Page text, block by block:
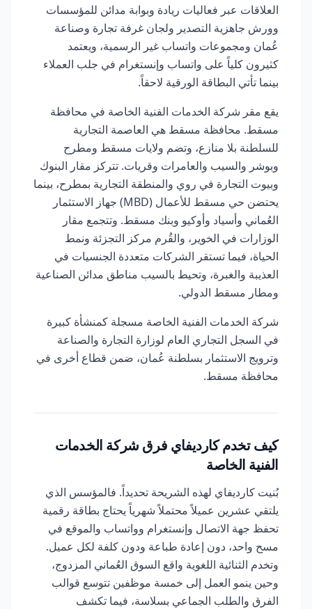
العلاقات عبر فعاليات ريادة وبوابة مدائن للمؤسسات
وورش جاهزية التصدير ولجان غرفة تجارة وصناعة
عُمان ومجموعات واتساب غير الرسمية، ويعتمد
كثيرون كلياً على واتساب وإنستغرام في جلب العملاء
بينما تأتي البطاقة الورقية لاحقاً.
يقع مقر شركة الخدمات الفنية الخاصة في محافظة
مسقط. محافظة مسقط هي العاصمة التجارية
للسلطنة بلا منازع، وتضم ولايات مسقط ومطرح
وبوشر والسيب والعامرات وقريات. تتركز مقار البنوك
وبيوت التجارة في روي والمنطقة التجارية بمطرح، بينما
يحتضن حي مسقط للأعمال (MBD) جهاز الاستثمار
العُماني وأسياد وأوكيو وبنك مسقط. وتتجمع مقار
الوزارات في الخوير، والقُرم مركز التجزئة ونمط
الحياة، فيما تستقر الشركات متعددة الجنسيات في
العذيبة والغبرة، وتحيط بالسيب مناطق مدائن الصناعية
ومطار مسقط الدولي.
شركة الخدمات الفنية الخاصة مسجلة كمنشأة كبيرة
في السجل التجاري العام لوزارة التجارة والصناعة
وترويج الاستثمار بسلطنة عُمان، ضمن قطاع أخرى في
محافظة مسقط.
كيف تخدم كارديفاي فرق شركة الخدمات
الفنية الخاصة
بُنيت كارديفاي لهذه الشريحة تحديداً. فالمؤسس الذي
يلتقي عشرين عميلاً محتملاً شهرياً يحتاج بطاقة رقمية
تحفظ جهة الاتصال وإنستغرام وواتساب والموقع في
مسح واحد، دون إعادة طباعة ودون كلفة لكل عميل.
وتخدم الثنائية اللغوية واقع السوق العُماني المزدوج،
وحين ينمو العمل إلى خمسة موظفين تتوسع قوالب
الفرق والطلب الجماعي بسلاسة، فيما تكشف